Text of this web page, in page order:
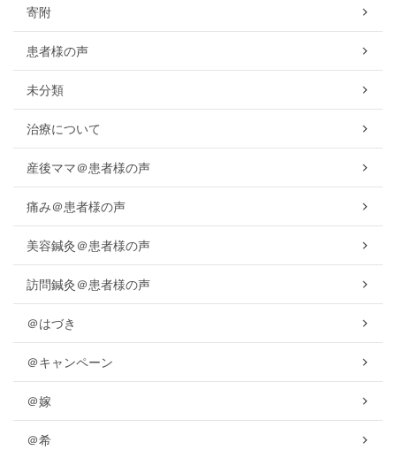
寄附
患者様の声
未分類
治療について
産後ママ＠患者様の声
痛み＠患者様の声
美容鍼灸＠患者様の声
訪問鍼灸＠患者様の声
＠はづき
＠キャンペーン
＠嫁
＠希